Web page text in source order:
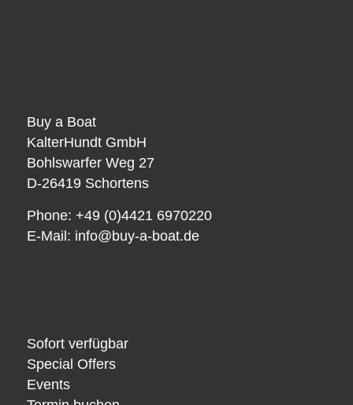
Buy a Boat
KalterHundt GmbH
Bohlswarfer Weg 27
D-26419 Schortens
Phone: +49 (0)4421 6970220
E-Mail: info@buy-a-boat.de
Sofort verfügbar
Special Offers
Events